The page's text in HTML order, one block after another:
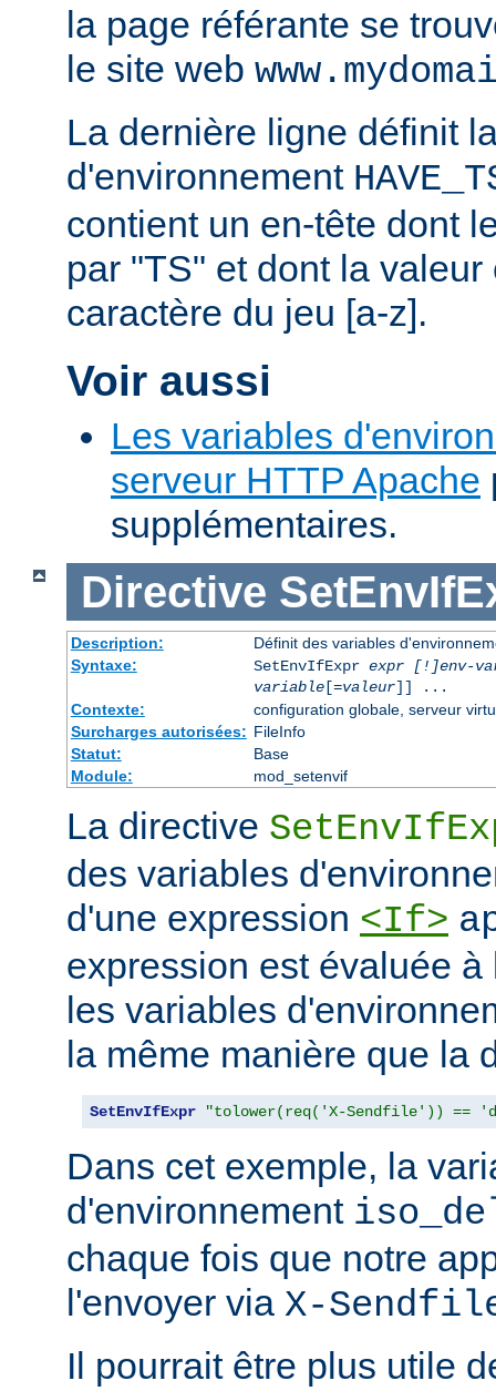
la page référante se
le site web
La dernière ligne définit
d'environnement
contient un en-tête dont
par "TS" et dont la
caractère du jeu [a-z].
Voir aussi
Les variables
serveur HTTP Apache
supplémentaires.
Directive
Description:
Définit des variables
Syntaxe:
SetEnvIfExpr expr [!]env-
variable[=valeur]] ...
Contexte:
configuration globale, serveur
Surcharges autorisées: FileInfo
Statut:
Base
Module:
mod_setenvif
La directive
des variables
d'une expression <If>
expression est évaluée
les variables
la même manière que la
SetEnvIfExpr "tolower(req('X-Sendfile')) ==
Dans cet exemple, la
d'environnement
chaque fois que notre
l'envoyer via X-
Il pourrait être plus utile